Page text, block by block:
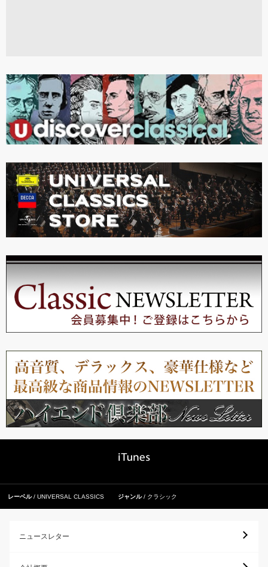
レーベル UNIVERSAL CLASSICS ジャンル クラシック
ニュースレター